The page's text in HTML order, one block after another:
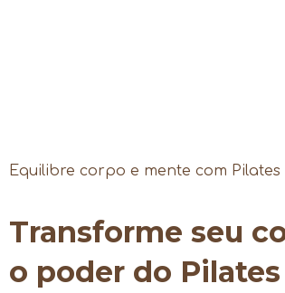
Equilibre corpo e mente com Pilates
Transforme seu
o poder do